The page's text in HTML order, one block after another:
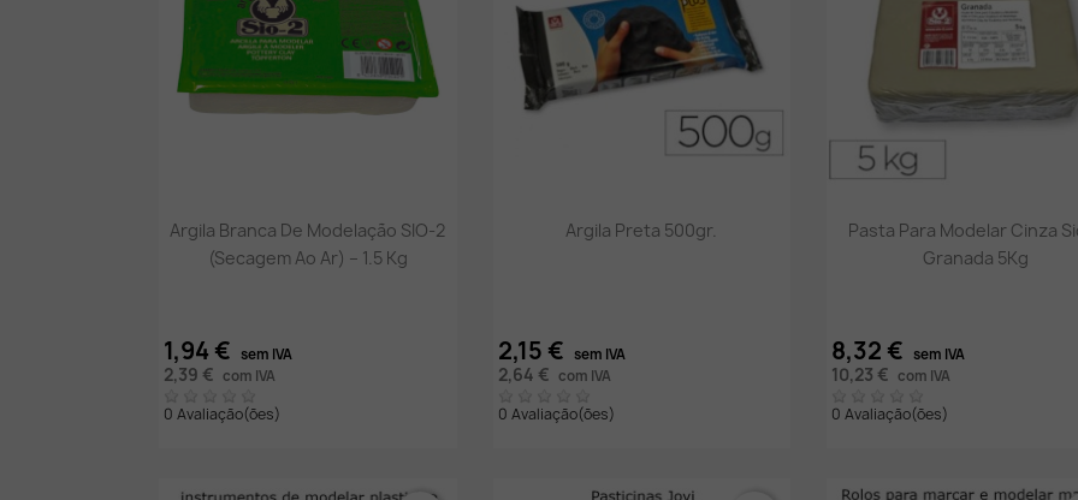
Vista rápida
Argila Branca De Modelação SIO-2
(Secagem Ao Ar) – 1.5 Kg
1,94 € sem IVA
2,39 € com IVA
0 Avaliação(ões)
Vista rápida
Argila Preta 500gr.
2,15 € sem IVA
2,64 € com IVA
0 Avaliação(ões)
Vista rápida
Pasta Para Modelar Cinza
Granada 5Kg
8,32 € sem IVA
10,23 € com IVA
0 Avaliação(ões)